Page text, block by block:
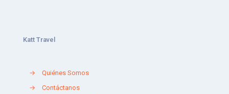
Katt Travel
→
Quiénes Somos
→
Contáctanos